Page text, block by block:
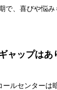
で、喜びや悩
ャップはあ
ールセンターは